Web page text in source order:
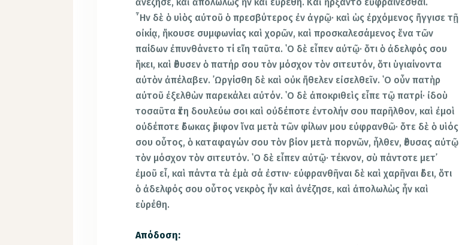
῏Ην δὲ ὁ υἱὸς αὐτοῦ ὁ πρεσβύτερος ἐν ἀγρῷ· καὶ ὡς ἐρχόμενος ἤγγισε τῇ
οἰκίᾳ, ἤκουσε συμφωνίας καὶ χορῶν, καὶ προσκαλεσάμενος ἕνα τῶν
παίδων ἐπυνθάνετο τί εἴη ταῦτα. ῾Ο δὲ εἶπεν αὐτῷ· ὅτι ὁ ἀδελφός σου
ἥκει, καὶ ἔθυσεν ὁ πατήρ σου τὸν μόσχον τὸν σιτευτόν, ὅτι ὑγιαίνοντα
αὐτὸν ἀπέλαβεν. ᾿Ωργίσθη δὲ καὶ οὐκ ἤθελεν εἰσελθεῖν. ῾Ο οὖν πατὴρ
αὐτοῦ ἐξελθὼν παρεκάλει αὐτόν. ῾Ο δὲ ἀποκριθεὶς εἶπε τῷ πατρί· ἰδοὺ
τοσαῦτα ἔτη δουλεύω σοι καὶ οὐδέποτε ἐντολήν σου παρῆλθον, καὶ ἐμοὶ
οὐδέποτε ἔδωκας ἔριφον ἵνα μετὰ τῶν φίλων μου εὐφρανθῶ· ὅτε δὲ ὁ υἱός
σου οὗτος, ὁ καταφαγών σου τὸν βίον μετὰ πορνῶν, ἦλθεν, ἔθυσας αὐτῷ
τὸν μόσχον τὸν σιτευτόν. ῾Ο δὲ εἶπεν αὐτῷ· τέκνον, σὺ πάντοτε μετ᾿
ἐμοῦ εἶ, καὶ πάντα τὰ ἐμὰ σά ἐστιν· εὐφρανθῆναι δὲ καὶ χαρῆναι ἔδει, ὅτι
ὁ ἀδελφός σου οὗτος νεκρὸς ἦν καὶ ἀνέζησε, καὶ ἀπολωλὼς ἦν καὶ
εὑρέθη.
Απόδοση: